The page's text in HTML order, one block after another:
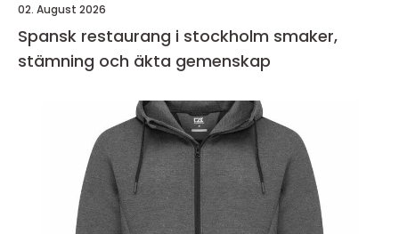
02. August 2026
Spansk restaurang i stockholm smaker,
stämning och äkta gemenskap